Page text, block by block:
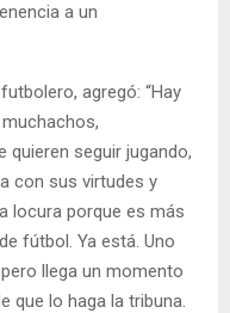
a un
agregó: “Hay
quieren seguir jugando,
con sus virtudes y
locura porque es más
fútbol. Ya está. Uno
llega un momento
que lo haga la tribuna.